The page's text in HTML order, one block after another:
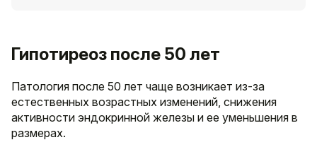
Гипотиреоз после 50 лет
Патология после 50 лет чаще возникает из-за
естественных возрастных изменений, снижения
активности эндокринной железы и ее уменьшения в
размерах.